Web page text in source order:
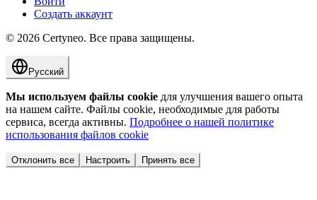
Создать аккаунт
© 2026 Certyneo. Все права защищены.
Русский
Мы используем файлы cookie для улучшения вашего опыта
на нашем сайте. Файлы cookie, необходимые для работы
сервиса, всегда активны. Подробнее о нашей политике
использования файлов cookie
Отклонить все Настроить Принять все